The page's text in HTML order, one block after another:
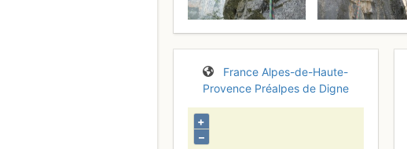
France Alpes-de-Haute-
Provence Préalpes de Digne
+
–